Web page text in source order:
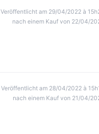
Veröffentlicht am 29/04/2022 à
nach einem Kauf von 22/04/
Veröffentlicht am 28/04/2022 à
nach einem Kauf von 21/04/